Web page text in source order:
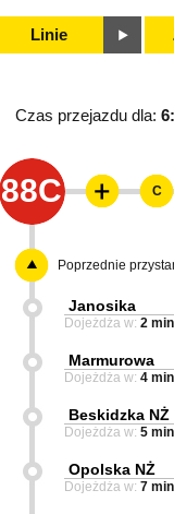
Linie
Czas przejazdu dla:
88C C
Poprzednie
Janosika
Dojeżdża w: 2
Marmurowa
Dojeżdża w: 4
Beskidzka NŻ
Dojeżdża w: 5
Opolska NŻ
Dojeżdża w: 7